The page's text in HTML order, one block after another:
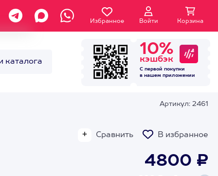
Избранное Войти Корзина
каталога
10%
кэшбэк
С первой покупки
в нашем приложении
Артикул: 2461
Сравнить В избранное
4800 ₽